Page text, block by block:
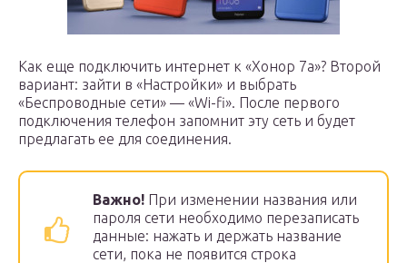
Как еще подключить интернет к «Хонор 7а»? Второй
вариант: зайти в «Настройки» и выбрать
«Беспроводные сети» — «Wi-fi». После первого
подключения телефон запомнит эту сеть и будет
предлагать ее для соединения.
Важно! При изменении названия или
пароля сети необходимо перезаписать
данные: нажать и держать название
сети, пока не появится строка